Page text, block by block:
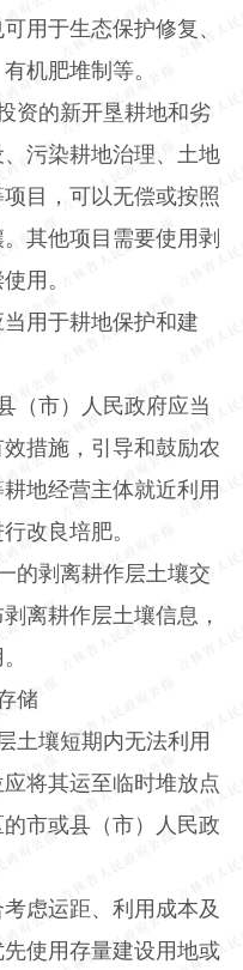
用于生态保护修复、
机肥堆制等。
资的新开垦耕地和劣
污染耕地治理、土地
目，可以无偿或按照
其他项目需要使用剥
用。
用于耕地保护和建
（市）人民政府应当
措施，引导和鼓励农
地经营主体就近利用
改良培肥。
的剥离耕作层土壤交
离耕作层土壤信息，
储
土壤短期内无法利用
将其运至临时堆放点
市或县（市）人民政
虑运距、利用成本及
使用存量建设用地或